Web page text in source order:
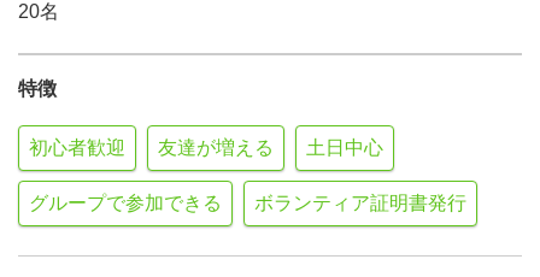
20名
特徴
初心者歓迎 友達が増える 土日中心
グループで参加できる ボランティア証明書発行